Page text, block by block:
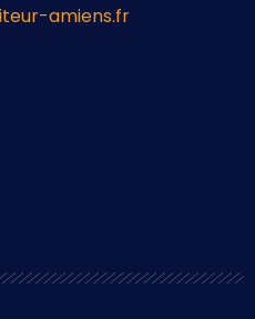
amiens.fr